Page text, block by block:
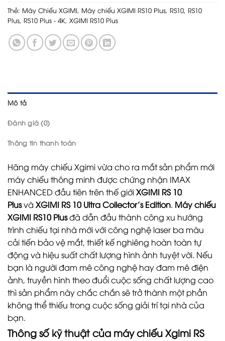
Thẻ: Máy Chiếu XGIMI, Máy chiếu XGIMI RS10 Plus, RS10, RS10
Plus, RS10 Plus - 4K, XGIMI RS10 Plus
Mô tả
Đánh giá (0)
Thông tin thanh toán
Hãng máy chiếu Xgimi vừa cho ra mắt sản phẩm mới
máy chiếu thông minh được chứng nhận IMAX
ENHANCED đầu tiên trên thế giớiXGIMI RS 10
Plusvà XGIMI RS 10 UltraCollector’s Edition. Máy chiếu
XGIMI RS10 Plusđã dẫn đầu thành công xu hướng
trình chiếu tại nhà mới với công nghệ laser ba màu
cải tiến bảo vệ mắt, thiết kế nghiêng hoàn toàn tự
động và hiệu suất chất lượng hình ảnh tuyệt vời. Nếu
bạn là người đam mê công nghệ hay đam mê điện
ảnh, truyền hình theo đuổi cuộc sống chất lượng cao
thì sản phẩm này chắc chắn sẽ trở thành một phần
không thể thiếu trong cuộc sống giải trí tại nhà của
bạn.
Thông số kỹ thuật của máy chiếu Xgimi RS